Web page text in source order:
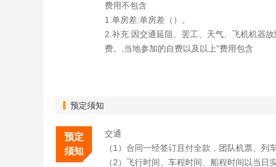
费用不包含
1.单房差:单房差（）。
2.补充:因交通延阻、罢工、天气、飞机机器
费。,当地参加的自费以及以上"费用包含
预定须知
预定
须知
交通
（1）合同一经签订且付全款，团队机票、列
（2）飞行时间、车程时间、船程时间以当日